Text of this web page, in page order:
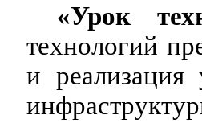
«Урок
технологий
и реализация